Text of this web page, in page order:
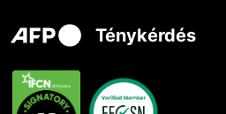
Ténykérdés